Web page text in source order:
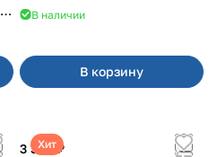
В наличии
В корзину
Хит
3 380 ₽